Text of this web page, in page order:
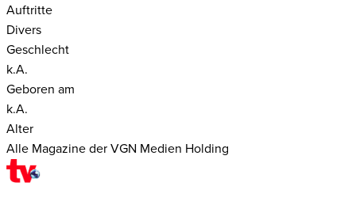
Auftritte
Divers
Geschlecht
k.A.
Geboren am
k.A.
Alter
Alle Magazine der VGN Medien Holding